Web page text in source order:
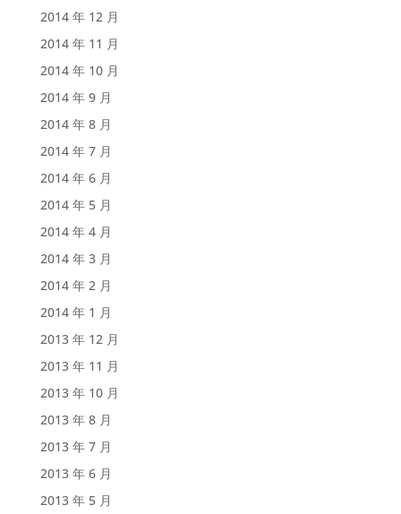
2014 年 12 月
2014 年 11 月
2014 年 10 月
2014 年 9 月
2014 年 8 月
2014 年 7 月
2014 年 6 月
2014 年 5 月
2014 年 4 月
2014 年 3 月
2014 年 2 月
2014 年 1 月
2013 年 12 月
2013 年 11 月
2013 年 10 月
2013 年 8 月
2013 年 7 月
2013 年 6 月
2013 年 5 月